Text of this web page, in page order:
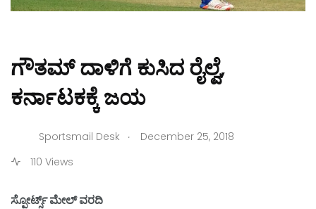
ಗೌತಮ್ ದಾಳಿಗೆ ಕುಸಿದ ರೈಲ್ವೆ,
ಕರ್ನಾಟಕಕ್ಕೆ ಜಯ
Sportsmail Desk .
December 25, 2018
110 Views
ಸ್ಪೋರ್ಟ್ಸ್ ಮೇಲ್ ವರದಿ